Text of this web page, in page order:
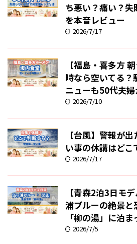
ち悪い？痛い？
を本音レビュー
2026/7/17
【福島・喜多方
時なら空いてる？
ニューも50代夫
2026/7/10
【台風】警報が
い事の休講はどこ
2026/7/17
【青森2泊3日モ
浦ブルーの絶景
「柳の湯」に泊
2026/7/5